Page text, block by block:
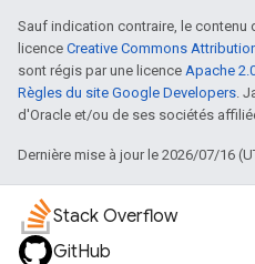
Sauf indication contraire, le contenu
licence Creative Commons
sont régis par une licence Apache
Règles du site Google Developers .
d'Oracle et/ou de ses sociétés
Dernière mise à jour le 2026/07/16
Stack Overflow
GitHub